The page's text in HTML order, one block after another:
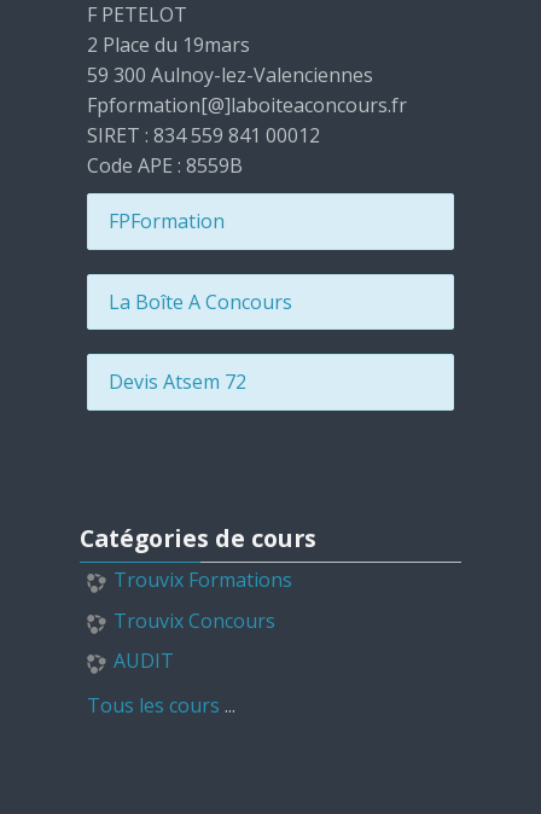
F PETELOT
2 Place du 19mars
59 300 Aulnoy-lez-Valenciennes
Fpformation[@]laboiteaconcours.fr
SIRET : 834 559 841 00012
Code APE : 8559B
FPFormation
La Boîte A Concours
Devis Atsem 72
Catégories de cours
Trouvix Formations
Trouvix Concours
AUDIT
Tous les cours ...